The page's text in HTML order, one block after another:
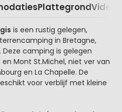
PlattegrondVideo
is een rustig gelegen,
in Bretagne,
camping is gelegen
en Mont St.Michel, niet ver van
en La Chapelle. De
voor verblijf met kleine